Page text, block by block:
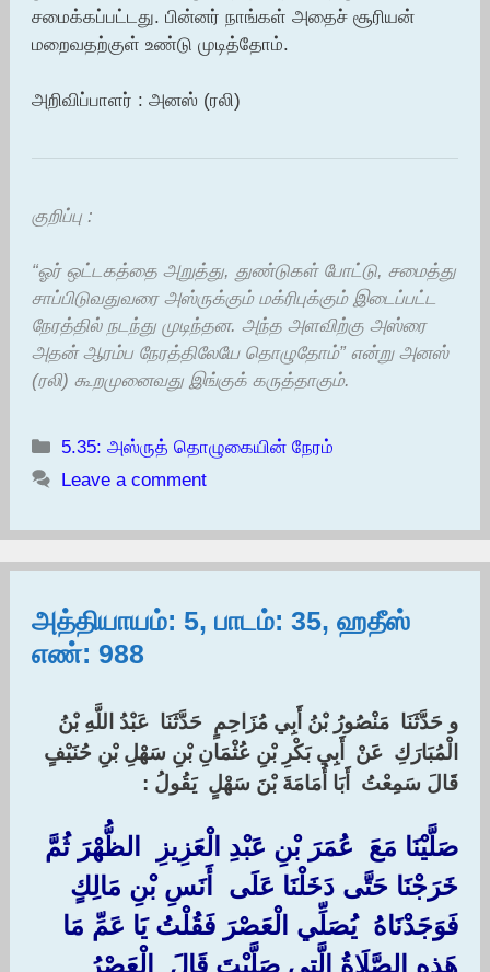
சமைக்கப்பட்டது. பின்னர் நாங்கள் அதைச் சூரியன்
மறைவதற்குள் உண்டு முடித்தோம்.
அறிவிப்பாளர் : அனஸ் (ரலி)
குறிப்பு :
“ஓர் ஒட்டகத்தை அறுத்து, துண்டுகள் போட்டு, சமைத்து
சாப்பிடுவதுவரை அஸ்ருக்கும் மக்ரிபுக்கும் இடைப்பட்ட
நேரத்தில் நடந்து முடிந்தன. அந்த அளவிற்கு அஸ்ரை
அதன் ஆரம்ப நேரத்திலேயே தொழுதோம்” என்று அனஸ்
(ரலி) கூறமுனைவது இங்குக் கருத்தாகும்.
Categories
5.35: அஸ்ருத் தொழுகையின் நேரம்
Leave a comment
அத்தியாயம்: 5, பாடம்: 35, ஹதீஸ்
எண்: 988
و حَدَّثَنَا ‏ ‏مَنْصُورُ بْنُ أَبِي مُزَاحِمٍ ‏ ‏حَدَّثَنَا ‏ ‏عَبْدُ اللَّهِ بْنُ
الْمُبَارَكِ ‏ ‏عَنْ ‏ ‏أَبِي بَكْرِ بْنِ عُثْمَانِ بْنِ سَهْلِ بْنِ حُنَيْفٍ ‏
‏قَالَ سَمِعْتُ ‏ ‏أَبَا أُمَامَةَ بْنَ سَهْلٍ ‏ ‏يَقُولُ ‏:‏
صَلَّيْنَا مَعَ ‏ ‏عُمَرَ بْنِ عَبْدِ الْعَزِيزِ ‏ ‏الظُّهْرَ ثُمَّ
خَرَجْنَا حَتَّى دَخَلْنَا عَلَى ‏ ‏أَنَسِ بْنِ مَالِكٍ ‏
‏فَوَجَدْنَاهُ ‏ ‏يُصَلِّي الْعَصْرَ فَقُلْتُ يَا عَمِّ مَا
هَذِهِ الصَّلَاةُ الَّتِي صَلَّيْتَ قَالَ ‏ ‏الْعَصْرُ